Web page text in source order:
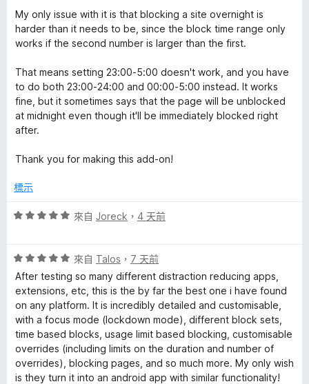
的
評
論
分
，
滿
5
分
My only issue with it is that blocking a site overnight is
harder than it needs to be, since the block time range only
works if the second number is larger than the first.
That means setting 23:00-5:00 doesn't work, and you have
to do both 23:00-24:00 and 00:00-5:00 instead. It works
fine, but it sometimes says that the page will be unblocked
at midnight even though it'll be immediately blocked right
after.
Thank you for making this add-on!
標示
評
分
，
滿
分
5
分
來自 Joreck ， 4 天前
評
價
5
分
，
滿
分
5
分
來自 Talos ， 7 天前
After testing so many different distraction reducing apps,
extensions, etc, this is the by far the best one i have found
on any platform. It is incredibly detailed and customisable,
with a focus mode (lockdown mode), different block sets,
time based blocks, usage limit based blocking, customisable
overrides (including limits on the duration and number of
overrides), blocking pages, and so much more. My only wish
is they turn it into an android app with similar functionality!